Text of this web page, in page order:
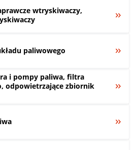
wtryskiwaczy,
paliwowego
i pompy paliwa, filtra
odpowietrzające zbiornik